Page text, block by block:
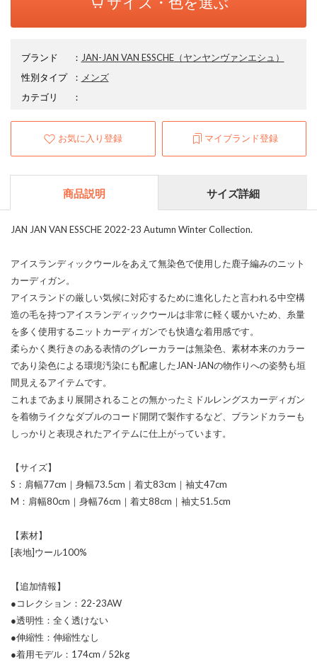
ブランド ： JAN-JAN VAN ESSCHE（ヤンヤンヴァンエシュ）
性別タイプ
： メンズ
カテゴリ
：
お気に入り登録 マイブランド登録
商品説明 サイズ詳細
JAN JAN VAN ESSCHE 2022-23 Autumn Winter Collection.
アイスランディックウールをあえて無染色で使用した鹿子編みのニット
カーディガン。
アイスランドの厳しい気候に対応するために進化したと言われる中空構
造の毛を持つアイスランディックウールは非常に軽く暖かいため、糸量
を多く使用するニットカーディガンでも快適な着用感です。
柔らかく奥行きのある表情のグレーカラーは無染色、素材本来のカラー
であり染色による環境汚染にも配慮したJAN-JANの物作りへの姿勢も垣
間見えるアイテムです。
これまであまり展開されることの無かったミドルレングスカーディガン
を着物ライクなダブルのコード開閉で製作するなど、ブランドカラーも
しっかりと表現されたアイテムに仕上がっています。
【サイズ】
S：肩幅77cm｜身幅73.5cm｜着丈83cm｜袖丈47cm
M：肩幅80cm｜身幅76cm｜着丈88cm｜袖丈51.5cm
【素材】
[表地]ウール100%
【追加情報】
●コレクション：22-23AW
●透明性：全く透けない
●伸縮性：伸縮性なし
●着用モデル：174cm / 52kg